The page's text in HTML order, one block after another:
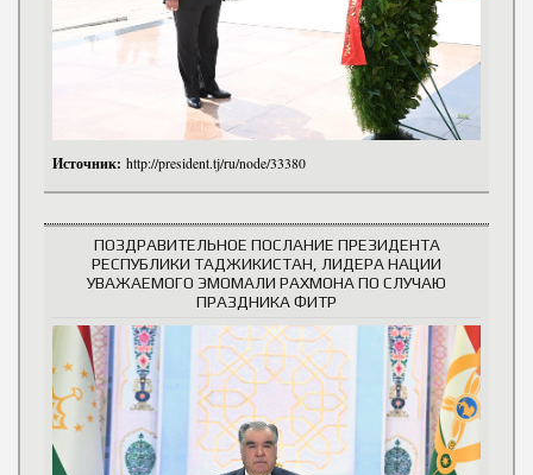
Источник: http://president.tj/ru/node/33380
ПОЗДРАВИТЕЛЬНОЕ ПОСЛАНИЕ ПРЕЗИДЕНТА
РЕСПУБЛИКИ ТАДЖИКИСТАН, ЛИДЕРА НАЦИИ
УВАЖАЕМОГО ЭМОМАЛИ РАХМОНА ПО СЛУЧАЮ
ПРАЗДНИКА ФИТР